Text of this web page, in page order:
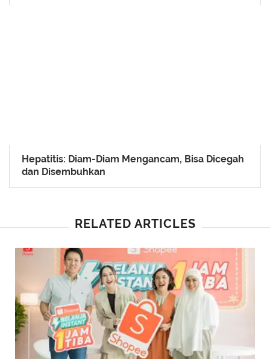
Hepatitis: Diam-Diam Mengancam, Bisa Dicegah
dan Disembuhkan
RELATED ARTICLES